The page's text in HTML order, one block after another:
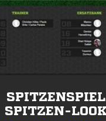
SPITZEN-